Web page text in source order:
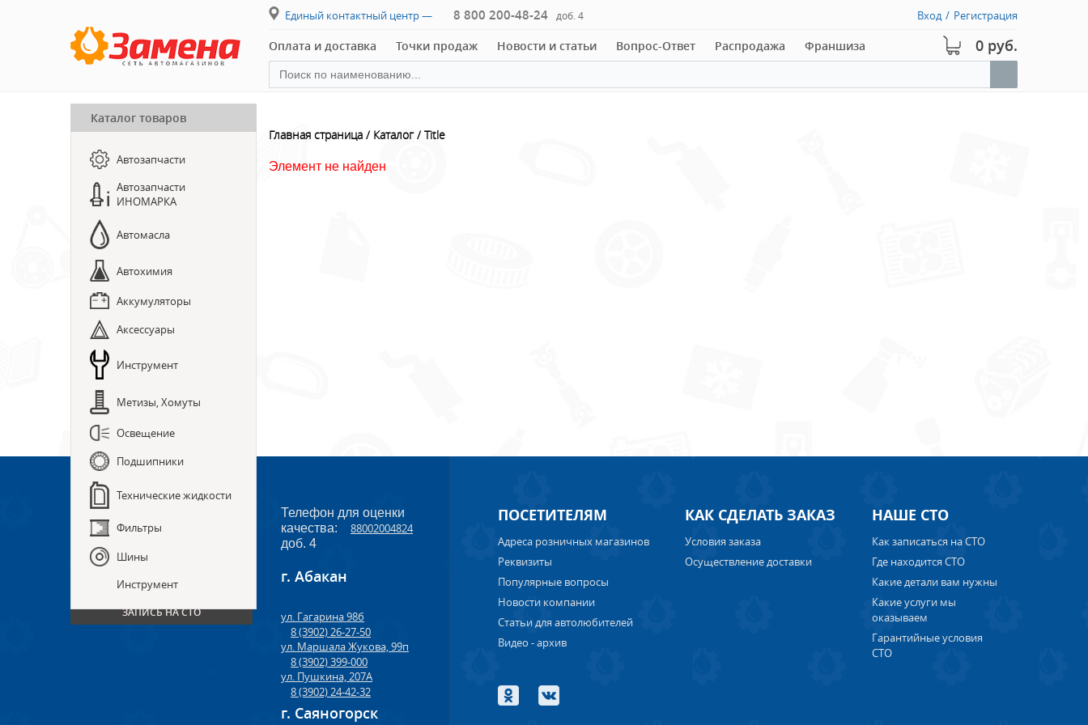
Единый контактный центр — 8 800 200-48-24 доб. 4 Вход / Регистрация
Оплата и доставка Точки продаж Новости и статьи Вопрос-Ответ Распродажа Франшиза 0 руб.
ПРЕДЗАКАЗ ЗАПЧАСТЕЙ
ЗАПИСЬ НА СТО
Каталог товаров
Автозапчасти
Автозапчасти
ИНОМАРКА
Автомасла
Автохимия
Аккумуляторы
Аксессуары
Инструмент
Метизы, Хомуты
Освещение
Подшипники
Технические жидкости
Фильтры
Шины
Инструмент
Главная страница Каталог Title
Элемент не найден
ПРЕДЗАКАЗ ЗАПЧАСТЕЙ
ЗАПИСЬ НА СТО
Телефон для оценки
качества:
88002004824
доб. 4
г. Абакан
ул. Гагарина 98б
8 (3902) 26-27-50
ул. Маршала Жукова, 99п
8 (3902) 399-000
ул. Пушкина, 207А
8 (3902) 24-42-32
г. Саяногорск
ПОСЕТИТЕЛЯМ
Адреса розничных магазинов
Реквизиты
Популярные вопросы
Новости компании
Статьи для автолюбителей
Видео - архив
КАК СДЕЛАТЬ ЗАКАЗ
Условия заказа
Осуществление доставки
НАШЕ СТО
Как записаться на СТО
Где находится СТО
Какие детали вам нужны
Какие услуги мы
оказываем
Гарантийные условия
СТО